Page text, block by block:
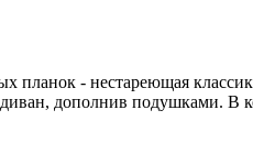
планок - нестареющая
дополнив подушками. В